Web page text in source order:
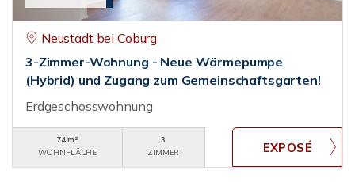
Neustadt bei Coburg
3-Zimmer-Wohnung - Neue Wärmepumpe
(Hybrid) und Zugang zum Gemeinschaftsgarten!
Erdgeschosswohnung
74 m²
WOHNFLÄCHE
3
ZIMMER